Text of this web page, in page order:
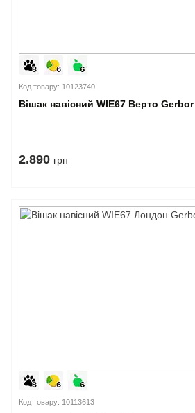
Код товару: 10123740
Вішак навісний WIE67 Верто Gerbor
2.890 грн
Код товару: 10113613